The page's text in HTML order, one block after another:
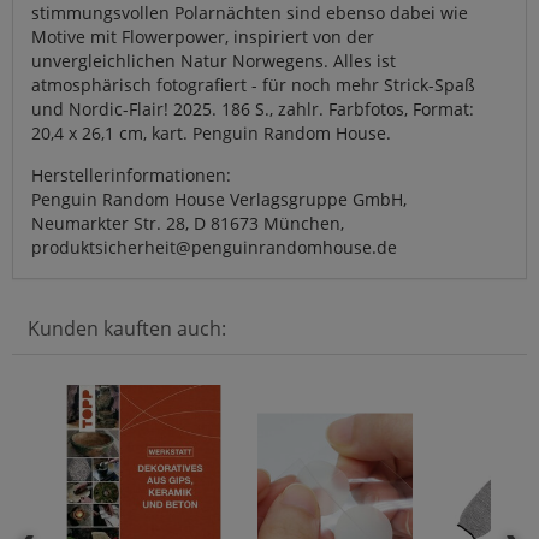
stimmungsvollen Polarnächten sind ebenso dabei wie
Motive mit Flowerpower, inspiriert von der
unvergleichlichen Natur Norwegens. Alles ist
atmosphärisch fotografiert - für noch mehr Strick-Spaß
und Nordic-Flair! 2025. 186 S., zahlr. Farbfotos, Format:
20,4 x 26,1 cm, kart. Penguin Random House.
Herstellerinformationen:
Penguin Random House Verlagsgruppe GmbH,
Neumarkter Str. 28, D 81673 München,
produktsicherheit@penguinrandomhouse.de
Kunden kauften auch: